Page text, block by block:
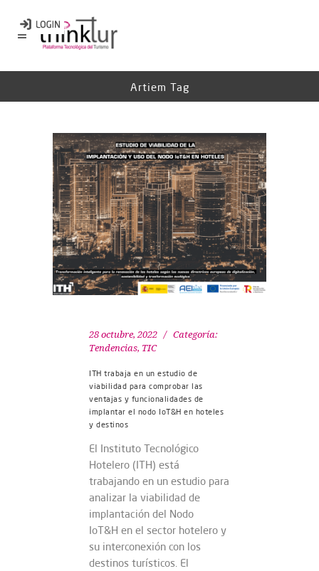
Artiem Tag
28 octubre, 2022
Categoría:
Tendencias, TIC
ITH trabaja en un estudio de
viabilidad para comprobar las
ventajas y funcionalidades de
implantar el nodo IoT&H en hoteles
y destinos
El Instituto Tecnológico
Hotelero (ITH) está
trabajando en un estudio para
analizar la viabilidad de
implantación del Nodo
IoT&H en el sector hotelero y
su interconexión con los
destinos turísticos. El